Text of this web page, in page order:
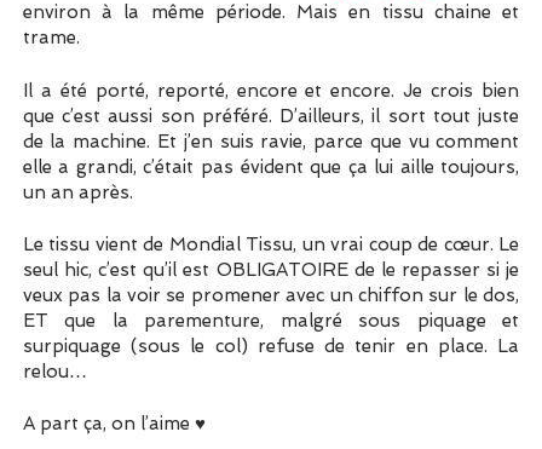
environ à la même période. Mais en tissu chaine et
trame.
Il a été porté, reporté, encore et encore. Je crois bien
que c’est aussi son préféré. D’ailleurs, il sort tout juste
de la machine. Et j’en suis ravie, parce que vu comment
elle a grandi, c’était pas évident que ça lui aille toujours,
un an après.
Le tissu vient de Mondial Tissu, un vrai coup de cœur. Le
seul hic, c’est qu’il est OBLIGATOIRE de le repasser si je
veux pas la voir se promener avec un chiffon sur le dos,
ET que la parementure, malgré sous piquage et
surpiquage (sous le col) refuse de tenir en place. La
relou…
A part ça, on l’aime ♥